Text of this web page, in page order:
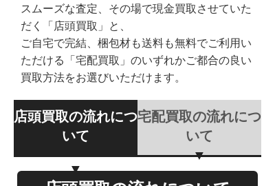
スムーズな査定、その場で現金買取させていた
だく「店頭買取」と、
ご自宅で完結、梱包材も送料も無料でご利用い
ただける「宅配買取」のいずれかご都合の良い
買取方法をお選びいただけます。
店頭買取の流れにつ
いて
宅配買取の流れにつ
いて